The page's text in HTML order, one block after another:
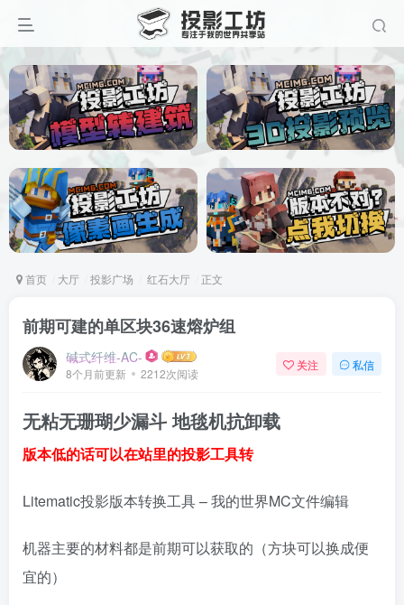
首页 大厅 投影广场 红石大厅 正文
前期可建的单区块36速熔炉组
碱式纤维-AC-
8个月前更新 2212次阅读
关注 私信
无粘无珊瑚少漏斗 地毯机抗卸载
版本低的话可以在站里的投影工具转
Litematic投影版本转换工具 – 我的世界MC文件编辑
机器主要的材料都是前期可以获取的（方块可以换成便
宜的）